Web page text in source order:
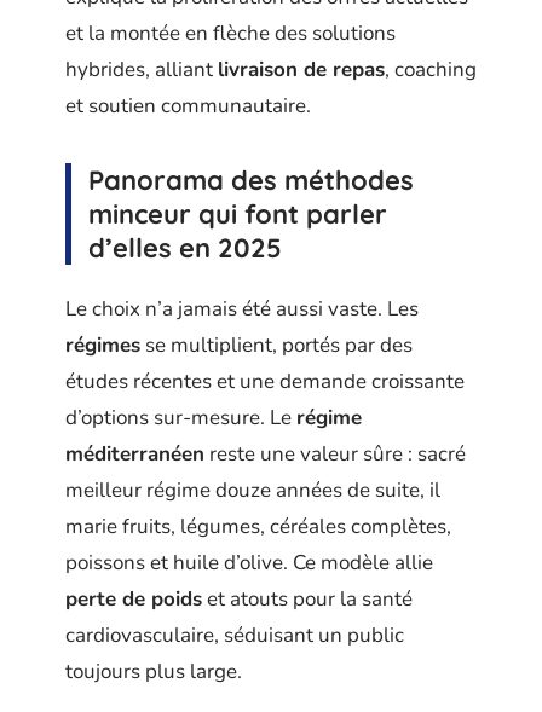
et la montée en flèche des solutions
hybrides, alliant livraison de repas, coaching
et soutien communautaire.
Panorama des méthodes
minceur qui font parler
d’elles en 2025
Le choix n’a jamais été aussi vaste. Les
régimes se multiplient, portés par des
études récentes et une demande croissante
d’options sur-mesure. Le régime
méditerranéen reste une valeur sûre : sacré
meilleur régime douze années de suite, il
marie fruits, légumes, céréales complètes,
poissons et huile d’olive. Ce modèle allie
perte de poidset atouts pour la santé
cardiovasculaire, séduisant un public
toujours plus large.